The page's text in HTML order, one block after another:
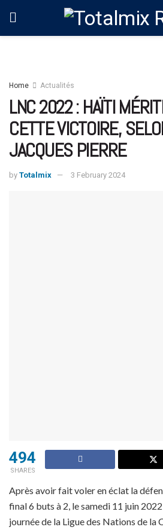
Home Actualités
LNC 2022 : HAÏTI
CETTE VICTOIRE,
JACQUES PIERRE
by Totalmix 3 February 2024
494
SHARES
Après avoir fait voler en éclat la
final 6 buts à 2, le samedi 11 juin 2022
journée de la Ligue des Nations de la